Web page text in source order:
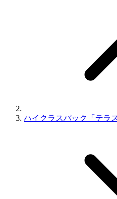
ハイクラスパック「テラ